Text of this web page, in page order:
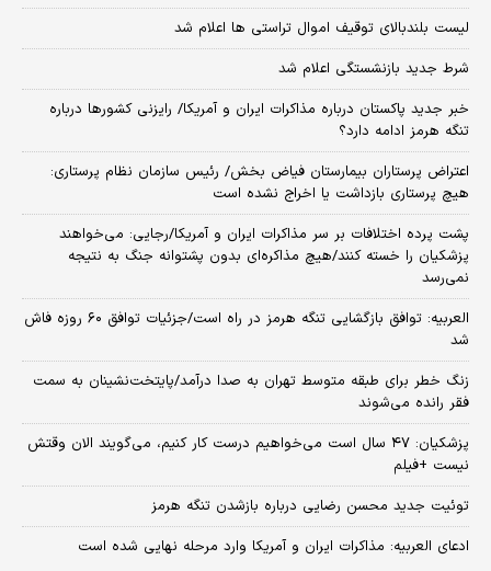
لیست بلندبالای توقیف اموال تراستی ها اعلام شد
شرط جدید بازنشستگی اعلام شد
خبر جدید پاکستان درباره مذاکرات ایران و آمریکا/ رایزنی کشورها درباره
تنگه هرمز ادامه دارد؟
اعتراض پرستاران بیمارستان فیاض بخش/ رئیس سازمان نظام پرستاری:
هیچ پرستاری بازداشت یا اخراج نشده است
پشت پرده اختلافات بر سر مذاکرات ایران و آمریکا/رجایی: می‌خواهند
پزشکیان را خسته کنند/هیچ مذاکره‌ای بدون پشتوانه جنگ به نتیجه
نمی‌رسد
العربیه: توافق بازگشایی تنگه هرمز در راه است/جزئیات توافق ۶۰ روزه فاش
شد
زنگ خطر برای طبقه متوسط تهران به صدا درآمد/پایتخت‌نشینان به سمت
فقر رانده می‌شوند
پزشکیان: ۴۷ سال است می‌خواهیم درست کار کنیم، می‌گویند الان وقتش
نیست +فیلم
توئیت جدید محسن رضایی درباره بازشدن تنگه هرمز
ادعای العربیه: مذاکرات ایران و آمریکا وارد مرحله نهایی شده است